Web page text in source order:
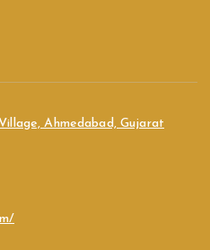
Ahmedabad, Gujarat